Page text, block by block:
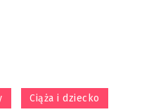
Ciąża i dziecko